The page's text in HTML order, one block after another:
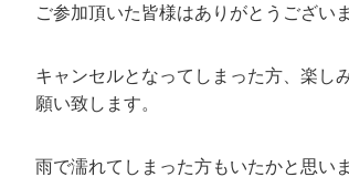
ご参加頂いた皆様はありがとうござい
キャンセルとなってしまった方、楽し
願い致します。
雨で濡れてしまった方もいたかと思い